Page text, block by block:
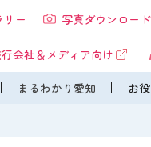
まるわかり愛知 お
ー 写真ダウンロード
会社＆メディア向け